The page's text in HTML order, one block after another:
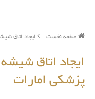
صفحه نخست ایجاد اتاق
ایجاد اتاق
پزشکی امارات